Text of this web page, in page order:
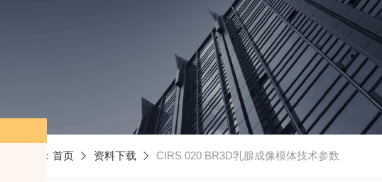
当前位置： 首页 资料下载 CIRS 020 BR3D乳腺成像模体技术参数